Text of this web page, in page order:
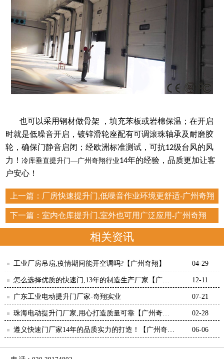
也可以采用钢材做骨架
，填充苯板或岩棉保温；在开启
时就是低噪音开启，镀锌滑轮座配有可调滚珠轴承及耐磨胶
轮，确保门静音启闭；经欧洲标准测试，可抗12级台风的风
力 ！冷库垂直提升门—广州奇翔行业14年的经验，品质更加让客
户安心！
上一篇： 厂房快速提升门,低噪音作业环境更舒适-广州奇翔
下一篇： 室内仓库提升门,室外也可用广泛应用-广州奇翔
相关资讯
工业厂房吊扇,疫情期间能开空调吗?【广州奇翔】 04-29
怎么选择优质的快速门,13年的制造生产厂家【广州
奇翔】
12-11
广东工业电动提升门厂家-奇翔实业 07-21
珠海电动提升门厂家,用心打造质量可靠【广州奇
翔】
02-28
遵义快速门厂家14年的品质实力的打造！【广州奇
06-06